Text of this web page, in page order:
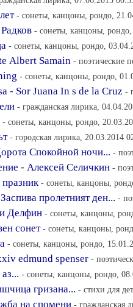
- сонеты, канцоны, рондо,
- сонеты, канцоны,
- сонеты, канцоны, рондо,
Аlbert Samain - поэтические
- сонеты, канцоны, рондо,
- Sor Juana In s de la Cruz -
- гражданская лирика,
- сонеты, канцоны, рондо,
- городская лирика, 20.03.2014
Спокойной ночи... -
- Алексей Селичкин -
- сонеты, канцоны,
пролетният ден... -
Делфин - сонеты, канцоны,
сонет - сонеты, канцоны,
- сонеты, канцоны, рондо,
еdmund spenser -
- сонеты, канцоны, рондо,
гризана... - стихи для
на спомени - гражданская